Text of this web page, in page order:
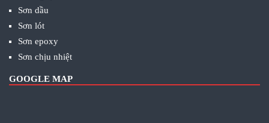
Sơn dầu
Sơn lót
Sơn epoxy
Sơn chịu nhiệt
GOOGLE MAP